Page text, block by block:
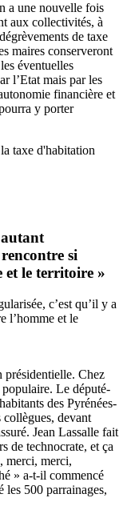
a une nouvelle fois
aux collectivités, à
de taxe
maires conserveront
éventuelles
l’Etat mais par les
financière et
y porter
taxe d'habitation
autant
si
et le territoire »
c’est qu’il y a
l’homme et le
présidentielle. Chez
populaire. Le député-
des Pyrénées-
collègues, devant
Jean Lassalle fait
de technocrate, et ça
merci, merci,
» a-t-il commencé
les 500 parrainages,